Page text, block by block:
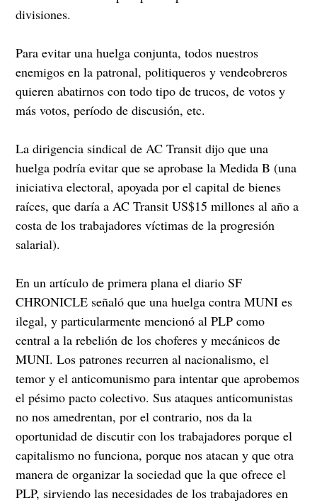
divisiones.
Para evitar una huelga conjunta, todos nuestros
enemigos en la patronal, politiqueros y vendeobreros
quieren abatirnos con todo tipo de trucos, de votos y
más votos, período de discusión, etc.
La dirigencia sindical de AC Transit dijo que una
huelga podría evitar que se aprobase la Medida B (una
iniciativa electoral, apoyada por el capital de bienes
raíces, que daría a AC Transit US$15 millones al año a
costa de los trabajadores víctimas de la progresión
salarial).
En un artículo de primera plana el diario SF
CHRONICLE señaló que una huelga contra MUNI es
ilegal, y particularmente mencionó al PLP como
central a la rebelión de los choferes y mecánicos de
MUNI. Los patrones recurren al nacionalismo, el
temor y el anticomunismo para intentar que aprobemos
el pésimo pacto colectivo. Sus ataques anticomunistas
no nos amedrentan, por el contrario, nos da la
oportunidad de discutir con los trabajadores porque el
capitalismo no funciona, porque nos atacan y que otra
manera de organizar la sociedad que la que ofrece el
PLP, sirviendo las necesidades de los trabajadores en